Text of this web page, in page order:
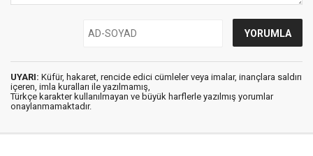
UYARI: Küfür, hakaret, rencide edici cümleler veya imalar, inançlara saldırı
içeren, imla kuralları ile yazılmamış,
Türkçe karakter kullanılmayan ve büyük harflerle yazılmış yorumlar
onaylanmamaktadır.